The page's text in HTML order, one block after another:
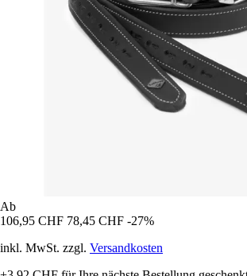
Ab
106,95 CHF 78,45 CHF -27%
inkl. MwSt. zzgl. Versandkosten